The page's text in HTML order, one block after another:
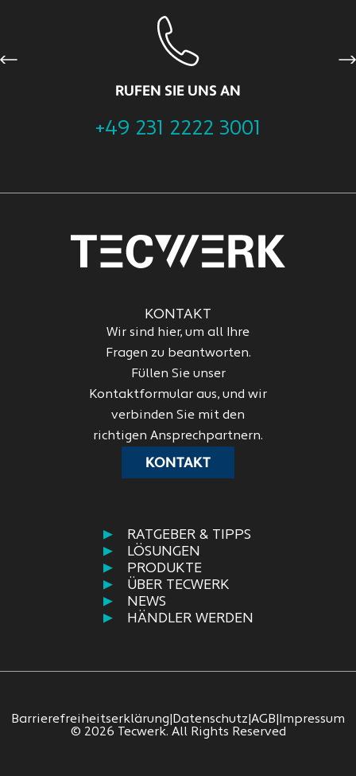
RUFEN SIE UNS AN
+49 231 2222 3001
Previous
RATGEBER & TIPPS
LÖSUNGEN
PRODUKTE
ÜBER TECWERK
NEWS
HÄNDLER WERDEN
KONTAKT
Wir sind hier, um all Ihre
Fragen zu beantworten.
Füllen Sie unser
Kontaktformular aus, und wir
verbinden Sie mit den
richtigen Ansprechpartnern.
KONTAKT
Barrierefreiheitserklärung Datenschutz AGB
Impressum
© 2026 Tecwerk. All Rights Reserved